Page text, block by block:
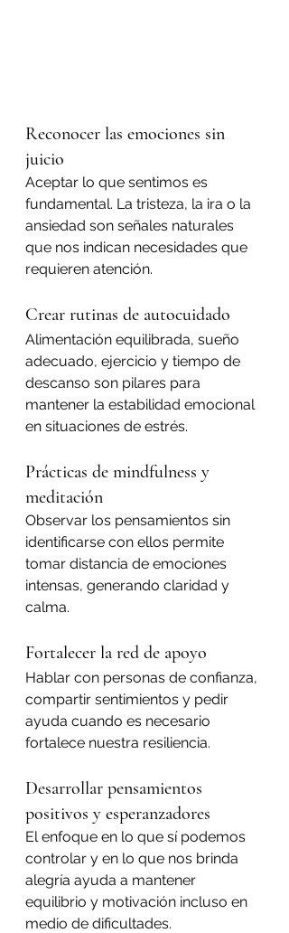
Reconocer las emociones sin
juicio
Aceptar lo que sentimos es
fundamental. La tristeza, la ira o la
ansiedad son señales naturales
que nos indican necesidades que
requieren atención.
Crear rutinas de autocuidado
Alimentación equilibrada, sueño
adecuado, ejercicio y tiempo de
descanso son pilares para
mantener la estabilidad emocional
en situaciones de estrés.
Prácticas de mindfulness y
meditación
Observar los pensamientos sin
identificarse con ellos permite
tomar distancia de emociones
intensas, generando claridad y
calma.
Fortalecer la red de apoyo
Hablar con personas de confianza,
compartir sentimientos y pedir
ayuda cuando es necesario
fortalece nuestra resiliencia.
Desarrollar pensamientos
positivos y esperanzadores
El enfoque en lo que sí podemos
controlar y en lo que nos brinda
alegría ayuda a mantener
equilibrio y motivación incluso en
medio de dificultades.